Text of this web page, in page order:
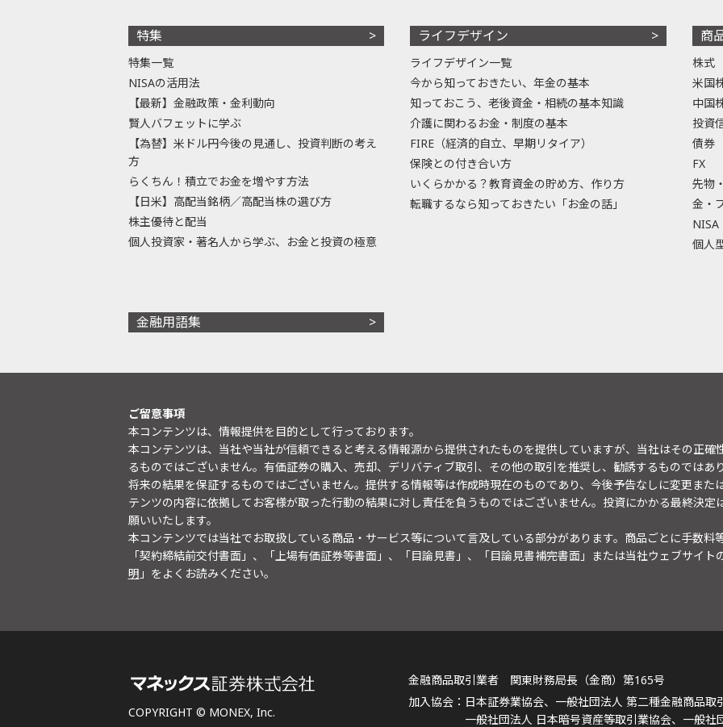
特集
特集一覧
NISAの活用法
【最新】金融政策・金利動向
賢人バフェットに学ぶ
【為替】米ドル円今後の見通し、投資判断の考え
方
らくちん！積立でお金を増やす方法
【日米】高配当銘柄／高配当株の選び方
株主優待と配当
個人投資家・著名人から学ぶ、お金と投資の極意
ライフデザイン
ライフデザイン一覧
今から知っておきたい、年金の基本
知っておこう、老後資金・相続の基本知識
介護に関わるお金・制度の基本
FIRE（経済的自立、早期リタイア）
保険との付き合い方
いくらかかる？教育資金の貯め方、作り方
転職するなら知っておきたい「お金の話」
商
株式
米国
中国
投資
債券
FX
先物
金・
NISA
個人
金融用語集
ご留意事項
本コンテンツは、情報提供を目的として行っております。
本コンテンツは、当社や当社が信頼できると考える情報源から提供されたものを提供していますが、当社はその正
るものではございません。有価証券の購入、売却、デリバティブ取引、その他の取引を推奨し、勧誘するものではあ
将来の結果を保証するものではございません。提供する情報等は作成時現在のものであり、今後予告なしに変更また
テンツの内容に依拠してお客様が取った行動の結果に対し責任を負うものではございません。投資にかかる最終決
願いいたします。
本コンテンツでは当社でお取扱している商品・サービス等について言及している部分があります。商品ごとに手数料
「契約締結前交付書面」、「上場有価証券等書面」、「目論見書」、「目論見書補完書面」または当社ウェブサイト
明 」をよくお読みください。
COPYRIGHT © MONEX, Inc.
金融商品取引業者 関東財務局長（金商）第165号
日本証券業協会、一般社団法人 第二種金融商品取
一般社団法人 日本暗号資産等取引業協会、一般社